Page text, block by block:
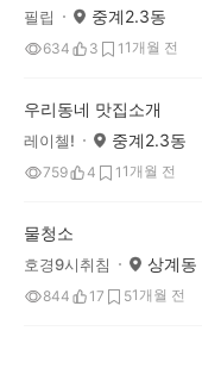
필립 중계2.3동
634 3 1 1개월 전
우리동네 맛집소개
레이첼! 중계2.3동
759 4 1 1개월 전
물청소
호경9시취침 상계동
844 17 51개월 전